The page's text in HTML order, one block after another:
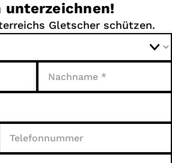
Gletscher schützen.